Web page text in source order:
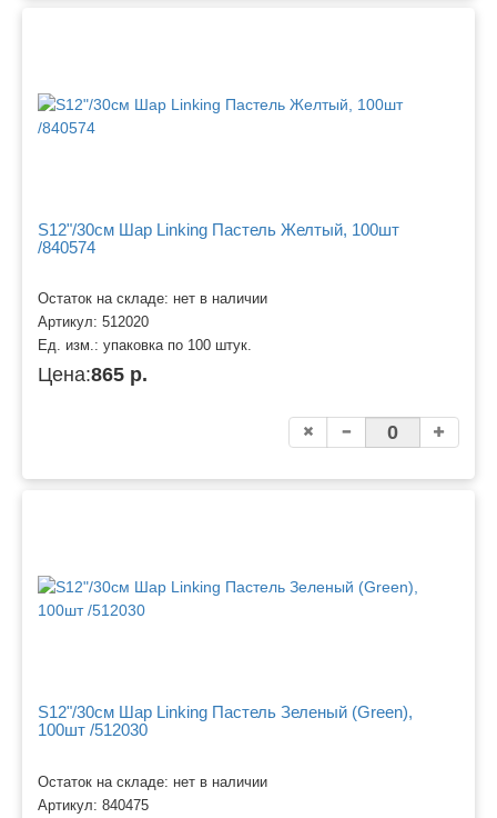
S12"/30см Шар Linking Пастель Желтый, 100шт
/840574
Остаток на складе: нет в наличии
Артикул: 512020
Ед. изм.: упаковка по 100 штук.
Цена:865 р.
S12"/30см Шар Linking Пастель Зеленый (Green),
100шт /512030
Остаток на складе: нет в наличии
Артикул: 840475